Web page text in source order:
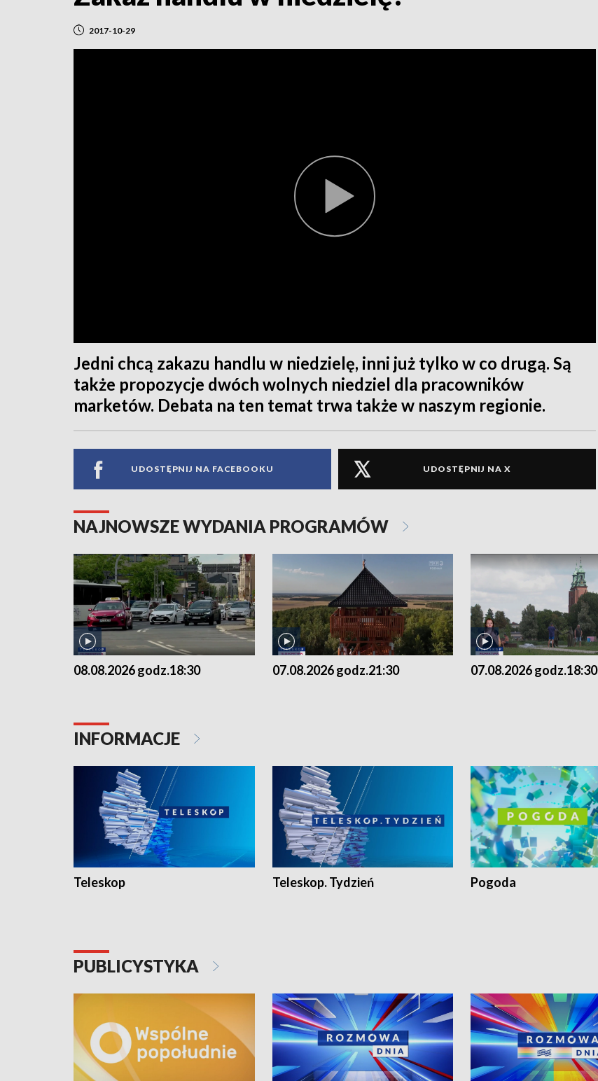
2017-10-29
Jedni chcą zakazu handlu w niedzielę, inni już tylko w co drugą. Są
także propozycje dwóch wolnych niedziel dla pracowników
marketów. Debata na ten temat trwa także w naszym regionie.
UDOSTĘPNIJ NA FACEBOOKU UDOSTĘPNIJ NA X
NAJNOWSZE WYDANIA PROGRAMÓW
08.08.2026 godz.18:30 07.08.2026 godz.21:30 07.08.2026 godz.18:30
INFORMACJE
Teleskop Teleskop. Tydzień Pogoda
PUBLICYSTYKA